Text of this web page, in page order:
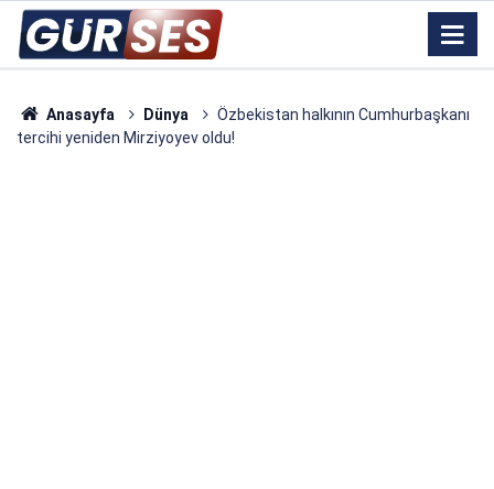
Anasayfa Dünya
Özbekistan halkının Cumhurbaşkanı
tercihi yeniden Mirziyoyev oldu!